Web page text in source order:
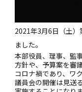
2021年3月6日（土
ました。
本部役員、理事、監
方針や、予算案を審
コロナ禍であり、ワ
議員会の開催は見送